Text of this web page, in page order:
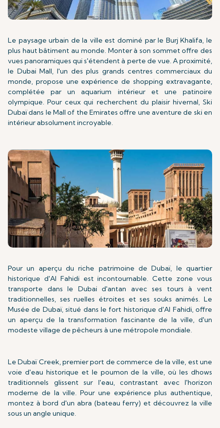
Le paysage urbain de la ville est dominé par le Burj Khalifa, le
plus haut bâtiment au monde. Monter à son sommet offre des
vues panoramiques qui s'étendent à perte de vue. A proximité,
le Dubai Mall, l'un des plus grands centres commerciaux du
monde, propose une expérience de shopping extravagante,
complétée par un aquarium intérieur et une patinoire
olympique. Pour ceux qui recherchent du plaisir hivernal, Ski
Dubaï dans le Mall of the Emirates offre une aventure de ski en
intérieur absolument incroyable.
Pour un aperçu du riche patrimoine de Dubaï, le quartier
historique d'Al Fahidi est incontournable. Cette zone vous
transporte dans le Dubai d'antan avec ses tours à vent
traditionnelles, ses ruelles étroites et ses souks animés. Le
Musée de Dubaï, situé dans le fort historique d'Al Fahidi, offre
un aperçu de la transformation fascinante de la ville, d'un
modeste village de pêcheurs à une métropole mondiale.
Le Dubaï Creek, premier port de commerce de la ville, est une
voie d'eau historique et le poumon de la ville, où les dhows
traditionnels glissent sur l'eau, contrastant avec l'horizon
moderne de la ville. Pour une expérience plus authentique,
montez à bord d'un abra (bateau ferry) et découvrez la ville
sous un angle unique.